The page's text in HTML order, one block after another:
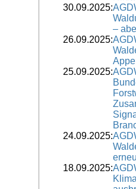
30.09.2025:
–
26.09.2025:
25.09.2025:
24.09.2025:
18.09.2025: